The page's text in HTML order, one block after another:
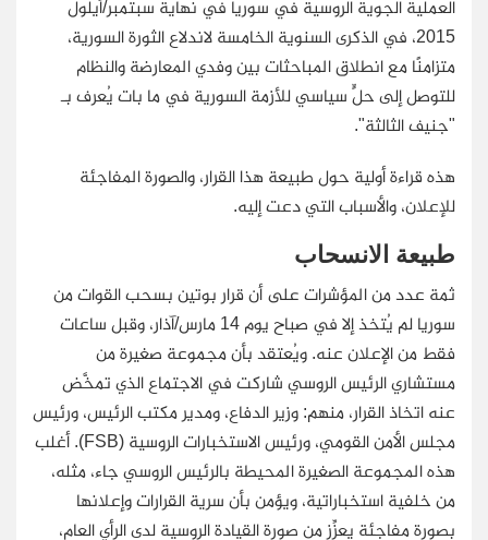
العملية الجوية الروسية في سوريا في نهاية سبتمبر/أيلول
2015، في الذكرى السنوية الخامسة لاندلاع الثورة السورية،
متزامنًا مع انطلاق المباحثات بين وفدي المعارضة والنظام
للتوصل إلى حلٍّ سياسي للأزمة السورية في ما بات يُعرف بـ
"جنيف الثالثة".
هذه قراءة أولية حول طبيعة هذا القرار، والصورة المفاجئة
للإعلان، والأسباب التي دعت إليه.
طبيعة الانسحاب
ثمة عدد من المؤشرات على أن قرار بوتين بسحب القوات من
سوريا لم يُتخذ إلا في صباح يوم 14 مارس/آذار، وقبل ساعات
فقط من الإعلان عنه. ويُعتقد بأن مجموعة صغيرة من
مستشاري الرئيس الروسي شاركت في الاجتماع الذي تمخَّض
عنه اتخاذ القرار، منهم: وزير الدفاع، ومدير مكتب الرئيس، ورئيس
مجلس الأمن القومي، ورئيس الاستخبارات الروسية (FSB). أغلب
هذه المجموعة الصغيرة المحيطة بالرئيس الروسي جاء، مثله،
من خلفية استخباراتية، ويؤمن بأن سرية القرارات وإعلانها
بصورة مفاجئة يعزِّز من صورة القيادة الروسية لدى الرأي العام،